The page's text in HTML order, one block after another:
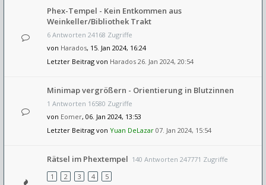
Phex-Tempel - Kein Entkommen aus
Weinkeller/Bibliothek Trakt
6 Antworten 24168 Zugriffe
von Harados, 15. Jan 2024, 16:24
Letzter Beitrag von Harados 26. Jan 2024, 20:54
Minimap vergrößern - Orientierung in Blutzinnen
1 Antworten 16580 Zugriffe
von Eomer, 06. Jan 2024, 13:53
Letzter Beitrag von Yuan DeLazar 07. Jan 2024, 15:54
Rätsel im Phextempel 140 Antworten 247771 Zugriffe
1
2 3 4
5